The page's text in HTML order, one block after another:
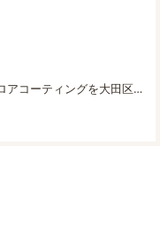
エコカラットとフロアコーティングを大田区で施工しました